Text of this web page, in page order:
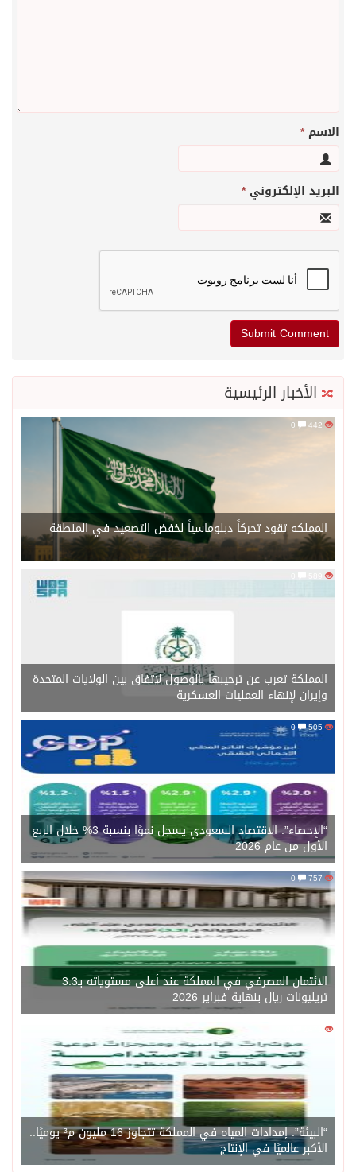
الاسم*
البريد الإلكتروني*
الأخبار الرئيسية
المملكه تقود تحركاً دبلوماسياً لخفض التصعيد في المنطقة
589
المملكة تعرب عن ترحيبها بالوصول لاتفاق بين الولايات المتحدة
وإيران لإنهاء العمليات العسكرية
505
“الإحصاء”: الاقتصاد السعودي يسجل نموًا بنسبة 3% خلال الربع
الأول من عام 2026
757
0
الائتمان المصرفي في المملكة عند أعلى مستوياته بـ3.3
تريليونات ريال بنهاية فبراير 2026
1471
“البيئة”: إمدادات المياه في المملكة تتجاوز 16 مليون م³ يوميًا..
الأكبر عالميًا في الإنتاج